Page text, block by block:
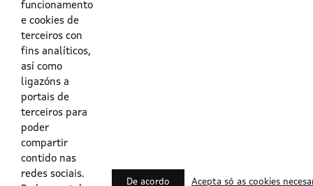
funcionamento
e cookies de
terceiros con
fins analíticos,
así como
ligazóns a
portais de
terceiros para
poder
compartir
contido nas
redes sociais.
De acordo Acepta só as cookies